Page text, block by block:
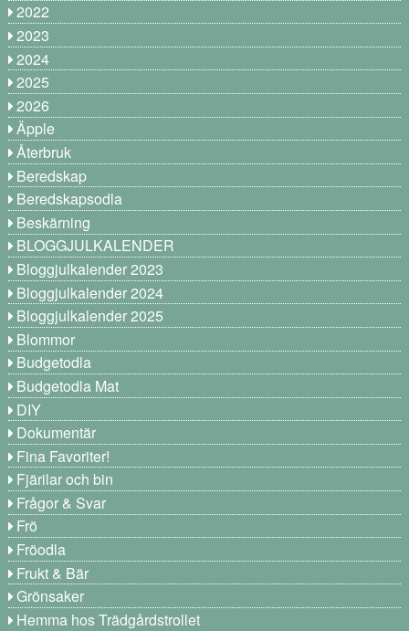
2022
2023
2024
2025
2026
Äpple
Återbruk
Beredskap
Beredskapsodla
Beskärning
BLOGGJULKALENDER
Bloggjulkalender 2023
Bloggjulkalender 2024
Bloggjulkalender 2025
Blommor
Budgetodla
Budgetodla Mat
DIY
Dokumentär
Fina Favoriter!
Fjärilar och bin
Frågor & Svar
Frö
Fröodla
Frukt & Bär
Grönsaker
Hemma hos Trädgårdstrollet